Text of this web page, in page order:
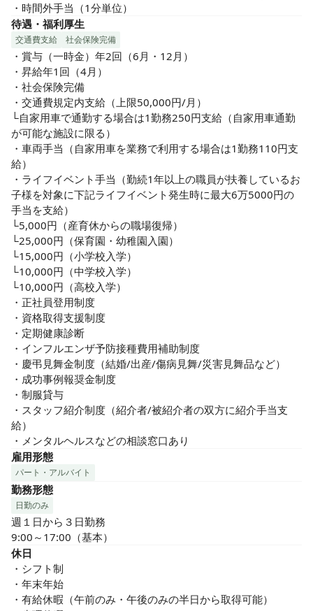
・時間外手当（1分単位）
待遇・福利厚生
交通費支給 社会保険完備
・賞与（一時金）年2回（6月・12月）
・昇給年1回（4月）
・社会保険完備
・交通費規定内支給（上限50,000円/月）
└自家用車で通勤する場合は1勤務250円支給（自家用車通勤
が可能な施設に限る）
・車両手当（自家用車を業務で利用する場合は1勤務110円支
給）
・ライフイベント手当（勤続1年以上の職員が扶養しているお
子様を対象に下記ライフイベント発生時に最大6万5000円の
手当を支給）
└5,000円（産育休からの職場復帰）
└25,000円（保育園・幼稚園入園）
└15,000円（小学校入学）
└10,000円（中学校入学）
└10,000円（高校入学）
・正社員登用制度
・資格取得支援制度
・定期健康診断
・インフルエンザ予防接種費用補助制度
・慶弔見舞金制度（結婚/出産/傷病見舞/災害見舞品など）
・成功事例報奨金制度
・制服貸与
・スタッフ紹介制度（紹介者/被紹介者の双方に紹介手当支
給）
・メンタルヘルスなどの相談窓口あり
雇用形態
パート・アルバイト
勤務形態
日勤のみ
週１日から３日勤務
9:00～17:00（基本）
休日
・シフト制
・年末年始
・有給休暇（午前のみ・午後のみの半日から取得可能）